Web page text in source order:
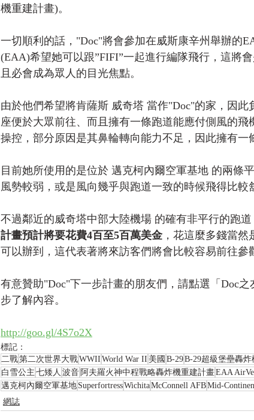
機重建計畫)。
一切順利的話，"Doc"將會參加在威斯康辛州舉辦的
(EAA)希望她可以跟”FIFI”一起進行編隊飛行，這將
且必會成為眾人的目光焦點。
由於他們希望將肯薩斯 威奇塔 當作"Doc"的家，因
座便於大眾前往、而且擁有一條跑道能應付側風的
操控，部分原因是其鼻輪轉向能力不足，因此擁有一
目前她所使用的是位於 邁克柯內爾空軍基地 的兩條
風勢較弱，或是風向幾乎與跑道一致的時候飛得比較
不過鄰近的威奇塔中部大陸機場 的確有非平行的跑
計畫預計將要花費4百至5百萬美金 ，花這麼多錢當
可以辦到，這代表著將來訪客們將會比較容易前往參
有意贊助"Doc"下一步計畫的朋友們，請點選「Doc之
步了解內容。
http://goo.gl/4S7o2X
標記：
二戰第二次世界大戰WWII World War II 美國 B-29B-29超級堡壘轟炸
白雪公主 七矮人 波音 阿夫羅火神中程戰略轟炸機重建計畫EAA
邁克柯內爾空軍基地 SuperfortressWichitaMcConnell AFBMid-
網誌